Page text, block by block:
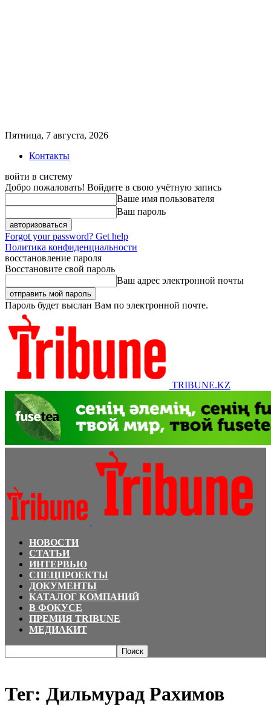
Пятница, 7 августа, 2026
Контакты
войти в систему
Добро пожаловать! Войдите в свою учётную запись
Ваше имя пользователя
Ваш пароль
Forgot your password? Get help
Политика конфиденциальности
восстановление пароля
Восстановите свой пароль
Ваш адрес электронной почты
Пароль будет выслан Вам по электронной почте.
TRIBUNE.KZ
НОВОСТИ
СТАТЬИ
ИНТЕРВЬЮ
СПЕЦПРОЕКТЫ
ДОКУМЕНТЫ
КАТАЛОГ КОМПАНИЙ
В ФОКУСЕ
ПРЕМИЯ TRIBUNE
МЕДИАКИТ
Тег: Дильмурад Рахимов